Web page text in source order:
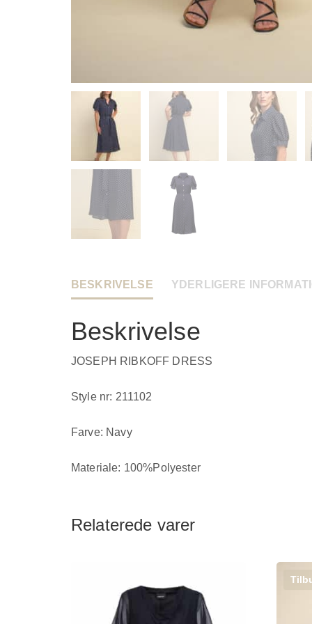
BESKRIVELSE YDERLIGERE
Beskrivelse
JOSEPH RIBKOFF DRESS
Style nr: 211102
Farve: Navy
Materiale: 100%Polyester
Relaterede varer